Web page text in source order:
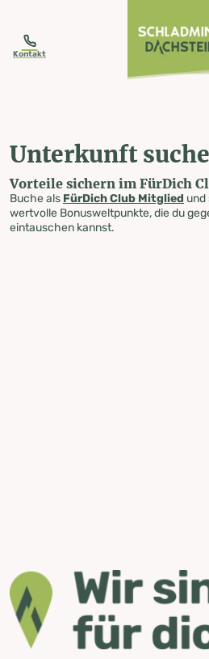
Kontakt
Unterkunft
Vorteile sichern im FürDich
Buche als FürDich Club Mitglied und
wertvolle Bonusweltpunkte, die du
eintauschen kannst.